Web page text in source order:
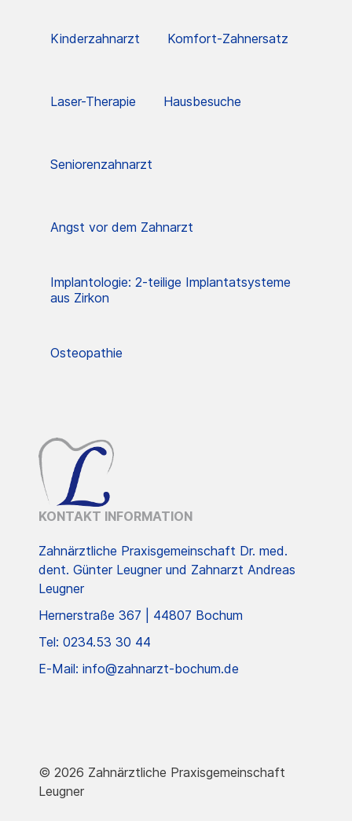
Kinderzahnarzt Komfort-Zahnersatz
Laser-Therapie Hausbesuche
Seniorenzahnarzt
Angst vor dem Zahnarzt
Implantologie: 2-teilige Implantatsysteme
aus Zirkon
Osteopathie
KONTAKT INFORMATION
Zahnärztliche Praxisgemeinschaft Dr. med.
dent. Günter Leugner und Zahnarzt Andreas
Leugner
Hernerstraße 367 | 44807 Bochum
Tel: 0234.53 30 44
E-Mail: info@zahnarzt-bochum.de
© 2026 Zahnärztliche Praxisgemeinschaft
Leugner